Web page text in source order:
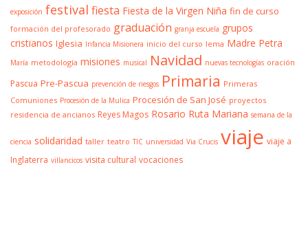
exposición festival fiesta Fiesta de la Virgen Niña fin de curso
formación del profesorado graduación granja escuela grupos
cristianos Iglesia Infancia Misionera inicio del curso lema Madre Petra
María metodología misiones musical Navidad nuevas tecnologías oración
Pascua Pre-Pascua prevención de riesgos Primaria Primeras
Comuniones Procesión de la Mulica Procesión de San José proyectos
residencia de ancianos Reyes Magos Rosario Ruta Mariana semana de la
ciencia solidaridad taller teatro TIC universidad Via Crucis viaje viaje a
Inglaterra villancicos visita cultural vocaciones